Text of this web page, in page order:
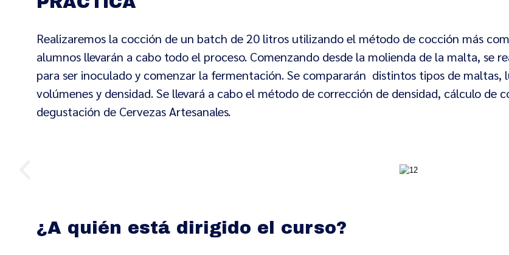
Realizaremos la cocción de un batch de 20 litros utilizando el método de cocción más
alumnos llevarán a cabo todo el proceso. Comenzando desde la molienda de la malta, se
para ser inoculado y comenzar la fermentación. Se compararán distintos tipos de maltas,
volúmenes y densidad. Se llevará a cabo el método de corrección de densidad, cálculo de
degustación de Cervezas Artesanales.
¿A quién está dirigido el curso?